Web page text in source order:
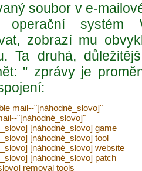
soubor v e-
operační systém
zobrazí mu
Ta druhá,
" zprávy je
mail--"[náhodné_slovo]"
"[náhodné_slovo]"
[náhodné_slovo] game
[náhodné_slovo] tool
[náhodné_slovo] website
[náhodné_slovo] patch
removal tools